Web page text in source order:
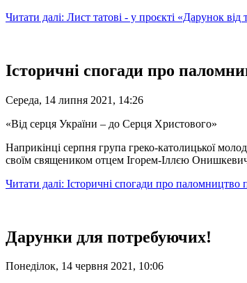
Читати далі: Лист татові - у проєкті «Дарунок від
Історичні спогади про
Середа, 14 липня 2021, 14:26
«Від серця України – до Серця Христового»
Наприкінці серпня група греко-католицької
своїм священиком отцем Ігорем-Іллєю
Читати далі: Історичні спогади про
Дарунки для потребуючих!
Понеділок, 14 червня 2021, 10:06